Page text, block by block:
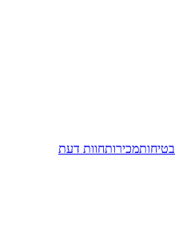
בטיחותמכירותחוות דעת